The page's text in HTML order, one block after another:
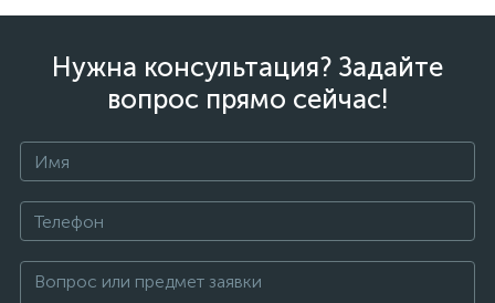
Нужна консультация? Задайте
вопрос прямо сейчас!